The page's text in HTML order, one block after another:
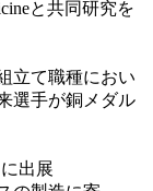
と共同研究を
立て職種におい
選手が銅メダル
出展